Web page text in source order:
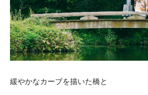
緩やかなカーブを描いた橋と